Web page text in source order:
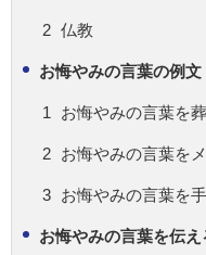
仏教
お悔やみの言葉の例文
お悔やみの言葉を
お悔やみの言葉を
お悔やみの言葉を
お悔やみの言葉を伝